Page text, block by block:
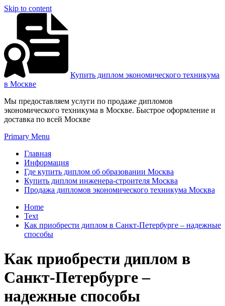
Skip to content
Купить диплом экономического техникума
в Москве
Мы предоставляем услуги по продаже дипломов
экономического техникума в Москве. Быстрое оформление и
доставка по всей Москве
Primary Menu
Главная
Информация
Где купить диплом об образовании Москва
Купить диплом инженера-строителя Москва
Продажа дипломов экономического техникума Москва
Home
Text
Как приобрести диплом в Санкт-Петербурге – надежные
способы
Как приобрести диплом в
Санкт-Петербурге –
надежные способы